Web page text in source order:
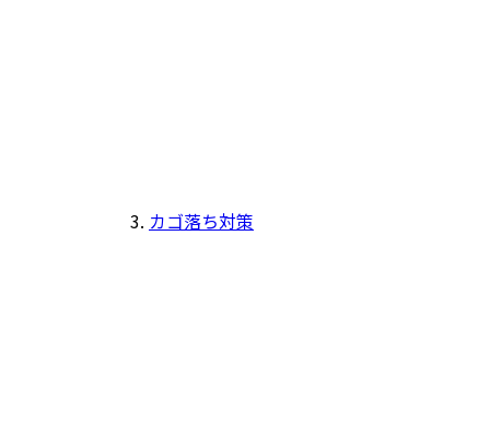
カゴ落ち対策